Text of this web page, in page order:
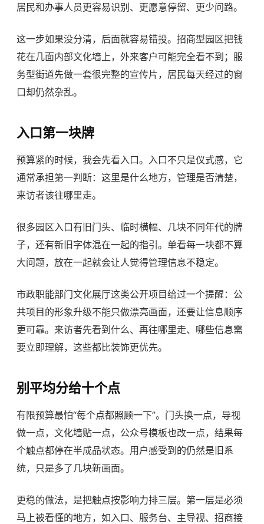
居民和办事人员更容易识别、更愿意停留、更少问路。
这一步如果没分清，后面就容易错投。招商型园区把钱
花在几面内部文化墙上，外来客户可能完全看不到；服
务型街道先做一套很完整的宣传片，居民每天经过的窗
口却仍然杂乱。
入口第一块牌
预算紧的时候，我会先看入口。入口不只是仪式感，它
通常承担第一判断：这里是什么地方，管理是否清楚，
来访者该往哪里走。
很多园区入口有旧门头、临时横幅、几块不同年代的牌
子，还有新旧字体混在一起的指引。单看每一块都不算
大问题，放在一起就会让人觉得管理信息不稳定。
市政职能部门文化展厅这类公开项目给过一个提醒：公
共项目的形象升级不能只做漂亮画面，还要让信息顺序
更可靠。来访者先看到什么、再往哪里走、哪些信息需
要立即理解，这些都比装饰更优先。
别平均分给十个点
有限预算最怕“每个点都照顾一下”。门头换一点，导视
做一点，文化墙贴一点，公众号模板也改一点，结果每
个触点都停在半成品状态。用户感受到的仍然是旧系
统，只是多了几块新画面。
更稳的做法，是把触点按影响力排三层。第一层是必须
马上被看懂的地方，如入口、服务台、主导视、招商接